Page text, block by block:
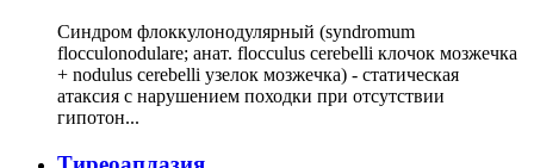
Синдром флоккулонодулярный (syndromum
flocculonodulare; анат. flocculus cerebelli клочок мозжечка
+ nodulus cerebelli узелок мозжечка) - статическая
атаксия с нарушением походки при отсутствии
гипотон...